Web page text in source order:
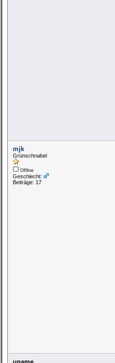
mjk
Grünschnabel
Offline
Geschlecht:
Beiträge: 17